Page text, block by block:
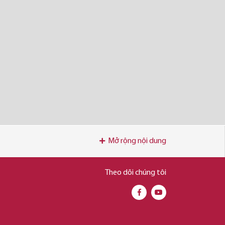
Mở rộng nội dung
Theo dõi chúng tôi